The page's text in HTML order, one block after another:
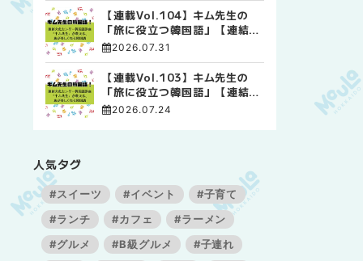
【連載Vol.104】キム先生の
「旅に役立つ韓国語」【連結語
尾について その4】
2026.07.31
【連載Vol.103】キム先生の
「旅に役立つ韓国語」【連結語
尾について その3】
2026.07.24
人気タグ
#スイーツ #イベント
#子育て
#ランチ
#カフェ
#ラーメン
#グルメ
#B級グルメ
#子連れ